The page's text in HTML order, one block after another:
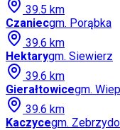
39.5 km
Czaniecgm. Porąbka
39.6 km
Hektarygm. Siewierz
39.6 km
Gierałtowicegm.
39.6 km
Kaczycegm.